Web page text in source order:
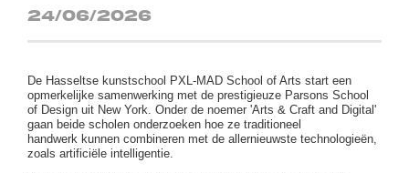
24/06/2026
De Hasseltse kunstschool PXL-MAD School of Arts start een
opmerkelijke samenwerking met de prestigieuze Parsons School
of Design uit New York. Onder de noemer 'Arts & Craft and Digital'
gaan beide scholen onderzoeken hoe ze traditioneel
handwerk kunnen combineren met de allernieuwste technologieën,
zoals artificiële intelligentie.